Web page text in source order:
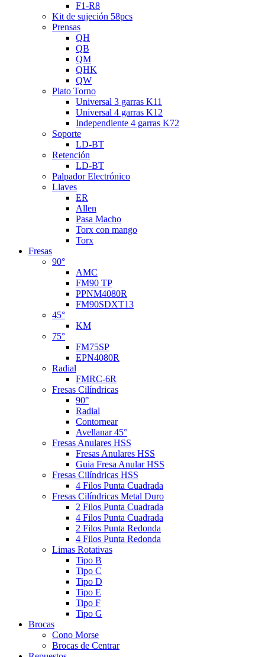
F1-R8
Kit de sujeción 58pcs
Prensas
QH
QB
QM
QHK
QW
Plato Torno
Universal 3 garras K11
Universal 4 garras K12
Independiente 4 garras K72
Soporte
LD-BT
Retención
LD-BT
Palpador Electrónico
Llaves
ER
Allen
Pasa Macho
Torx con mango
Torx
Fresas
90°
AMC
FM90 TP
PPNM4080R
FM90SDXT13
45°
KM
75°
FM75SP
EPN4080R
Radial
FMRC-6R
Fresas Cilíndricas
90°
Radial
Contornear
Avellanar 45°
Fresas Anulares HSS
Fresas Anulares HSS
Guia Fresa Anular HSS
Fresas Cilíndricas HSS
4 Filos Punta Cuadrada
Fresas Cilíndricas Metal Duro
2 Filos Punta Cuadrada
4 Filos Punta Cuadrada
2 Filos Punta Redonda
4 Filos Punta Redonda
Limas Rotativas
Tipo B
Tipo C
Tipo D
Tipo E
Tipo F
Tipo G
Brocas
Cono Morse
Brocas de Centrar